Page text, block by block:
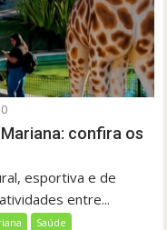
0
confira os
esportiva e de
entre...
Saúde